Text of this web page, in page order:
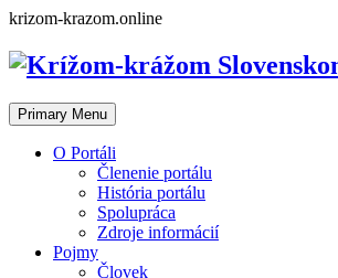
Skip
content
krizom-krazom.online
Primary Menu
O Portáli
Členenie portálu
História portálu
Spolupráca
Zdroje informácií
Pojmy
Človek